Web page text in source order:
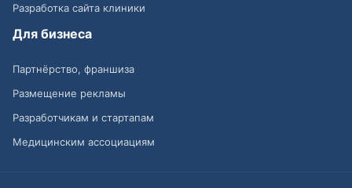
Разработка сайта клиники
Для бизнеса
Партнёрство, франшиза
Размещение рекламы
Разработчикам и стартапам
Медицинским ассоциациям